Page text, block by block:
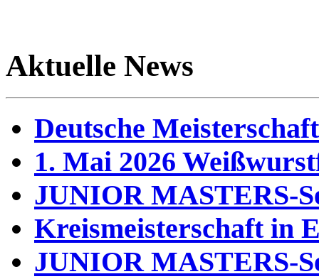
Aktuelle News
Deutsche
1. Mai 2026
JUNIOR MASTERS-
Kreismeisterschaft in
JUNIOR MASTERS-